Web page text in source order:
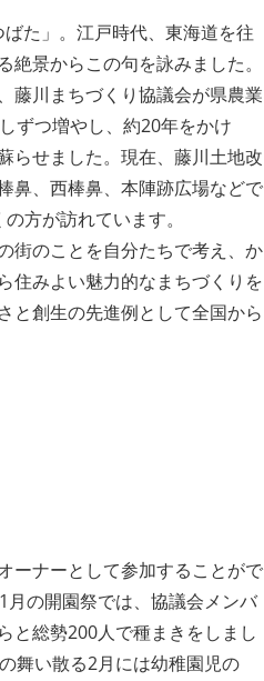
ばた」。江戸時代、東海道を往
景からこの句を詠みました。
藤川まちづくり協議会が県農業
ずつ増やし、約20年をかけ
らせました。現在、藤川土地改
鼻、西棒鼻、本陣跡広場などで
方が訪れています。
街のことを自分たちで考え、か
住みよい魅力的なまちづくりを
と創生の先進例として全国から
ーナーとして参加することがで
の開園祭では、協議会メンバ
と総勢200人で種まきをしまし
舞い散る2月には幼稚園児の